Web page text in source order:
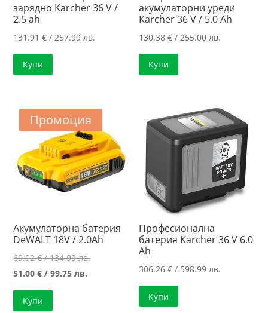
зарядно Karcher 36 V /
2.5 ah
131.91€ / 257.99 лв.
Купи
акумулаторни уреди
Karcher 36 V / 5.0 Ah
130.38€ / 255.00 лв.
Купи
Промоция
Акумулаторна батерия
DeWALT 18V / 2.0Ah
69.02€/ 134.99 лв.Original
51.00€ / 99.75 лв.
Купи
Професионална
батерия Karcher 36 V 6.0
Ah
306.26€ / 598.99 лв.
Купи